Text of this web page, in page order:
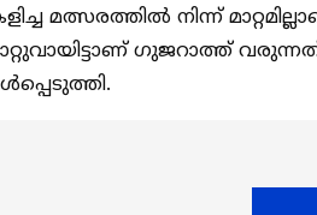
മത്സരത്തില്‍ നിന്ന്
ഗുജറാത്ത്